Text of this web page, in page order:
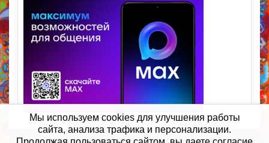
Мы используем cookies для улучшения работы
сайта, анализа трафика и персонализации.